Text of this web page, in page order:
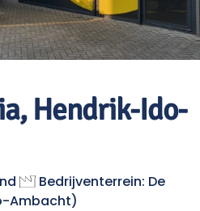
Hendrik-Ido-
Bedrijventerrein: De
Ambacht)